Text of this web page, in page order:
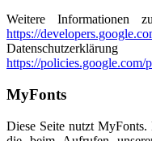
Weitere Informationen
https://
https://policies.google.com/
MyFonts
Diese Seite nutzt